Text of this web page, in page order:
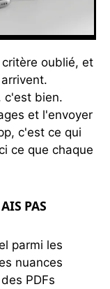
oublié, et
c'est bien.
et l'envoyer
c'est ce qui
ce que chaque
PAS
parmi les
nuances
PDFs